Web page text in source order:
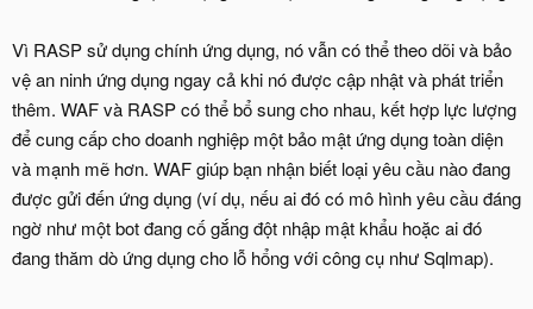
Vì RASP sử dụng chính ứng dụng, nó vẫn có thể theo dõi và bảo
vệ an ninh ứng dụng ngay cả khi nó được cập nhật và phát triển
thêm. WAF và RASP có thể bổ sung cho nhau, kết hợp lực lượng
để cung cấp cho doanh nghiệp một bảo mật ứng dụng toàn diện
và mạnh mẽ hơn. WAF giúp bạn nhận biết loại yêu cầu nào đang
được gửi đến ứng dụng (ví dụ, nếu ai đó có mô hình yêu cầu đáng
ngờ như một bot đang cố gắng đột nhập mật khẩu hoặc ai đó
đang thăm dò ứng dụng cho lỗ hổng với công cụ như Sqlmap).